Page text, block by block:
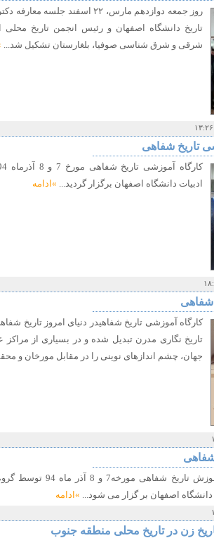
روز جمعه دوازدهم مارس، ۲۲ اسفند
تاریخ دانشگاه اصفهان و رئیس انجمن تاریخ محلی
شرقی و شرق شناسی صوفیا، بلغارستان تشکیل شد...
تاریخ شفاهی
ادبیات دانشگاه اصفهان برگزار گردید... »ادامه
شفاهی
​​کارگاه آموزشی تاریخ شفاهیدر دنیای امروز تاریخ
تاریخ نگاری مدرن تبدیل شده و در بسیاری از مراکز
جهان، چشم اندازهای نوینی را در مقابل مورخان و
شفاهی
برگزاری کارگاه تخصصی
دانشگاه اصفهان بر گزار می شود... »ادامه
زن در تاریخ محلی منطقه جنوب